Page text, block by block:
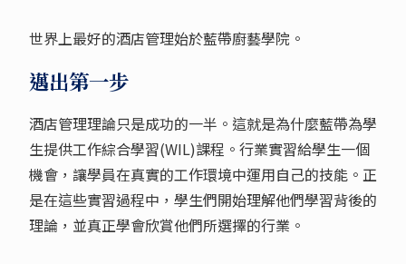
世界上最好的酒店管理始於藍帶廚藝學院。
邁出第一步
酒店管理理論只是成功的一半。這就是為什麼藍帶為學
生提供工作綜合學習(WIL)課程。行業實習給學生一個
機會，讓學員在真實的工作環境中運用自己的技能。正
是在這些實習過程中，學生們開始理解他們學習背後的
理論，並真正學會欣賞他們所選擇的行業。